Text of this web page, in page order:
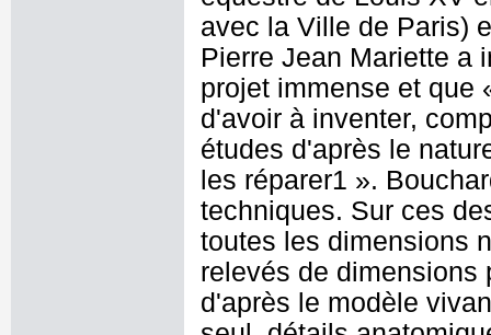
avec la Ville de Paris)
Pierre Jean Mariette a
projet immense et que
d'avoir à inventer,
études d'après le
les réparer1 ».
techniques. Sur ces
toutes les dimensions
relevés de dimensions
d'après le modèle